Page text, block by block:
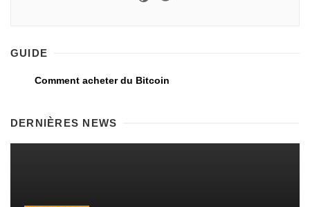
GUIDE
Comment acheter du Bitcoin
DERNIÈRES NEWS